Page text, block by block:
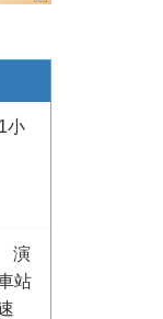
小
演
站